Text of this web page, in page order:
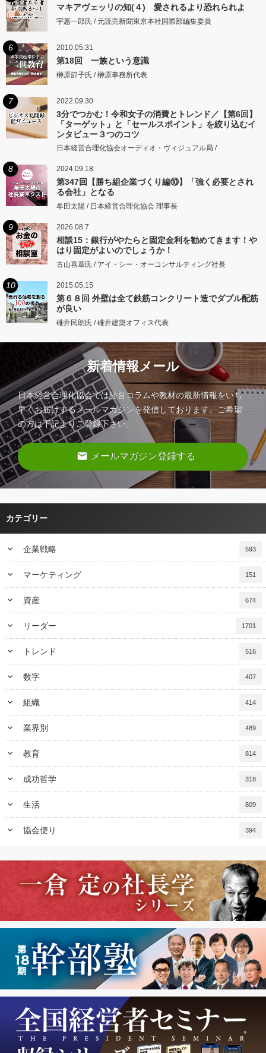
マキアヴェッリの知(４) 愛されるより恐れられよ
宇惠一郎氏 / 元読売新聞東京本社国際部編集委員
6 2010.05.31
第18回 一族という意識
榊原節子氏 / 榊原事務所代表
7 2022.09.30
3分でつかむ！令和女子の消費とトレンド／【第6回】
「ターゲット」と「セールスポイント」を絞り込むイ
ンタビュー３つのコツ
日本経営合理化協会オーディオ・ヴィジュアル局 /
8 2024.09.18
第347回【勝ち組企業づくり編⑩】「強く必要とされ
る会社」となる
牟田太陽 / 日本経営合理化協会 理事長
9 2026.08.7
相談15：銀行がやたらと固定金利を勧めてきます！や
はり固定がよいのでしょうか！
古山喜章氏 / アイ・シー・オーコンサルティング社長
10 2015.05.15
第６８回 外壁は全て鉄筋コンクリート造でダブル配筋
が良い
碓井民朗氏 / 碓井建築オフィス代表
新着情報メール
日本経営合理化協会では経営コラムや教材の最新情報をいち
早くお届けするメールマガジンを発信しております。ご希望
の方は下記よりご登録下さい。
email メールマガジン登録する
カテゴリー
keyboard_arrow_down 企業戦略 593
keyboard_arrow_down マーケティング 151
keyboard_arrow_down 資産 674
keyboard_arrow_down リーダー 1701
keyboard_arrow_down トレンド 516
keyboard_arrow_down 数字 407
keyboard_arrow_down 組織 414
keyboard_arrow_down 業界別 489
keyboard_arrow_down 教育 814
keyboard_arrow_down 成功哲学 318
keyboard_arrow_down 生活 809
keyboard_arrow_down 協会便り 394